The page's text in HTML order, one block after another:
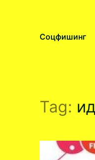
Соцфишинг
Tag: